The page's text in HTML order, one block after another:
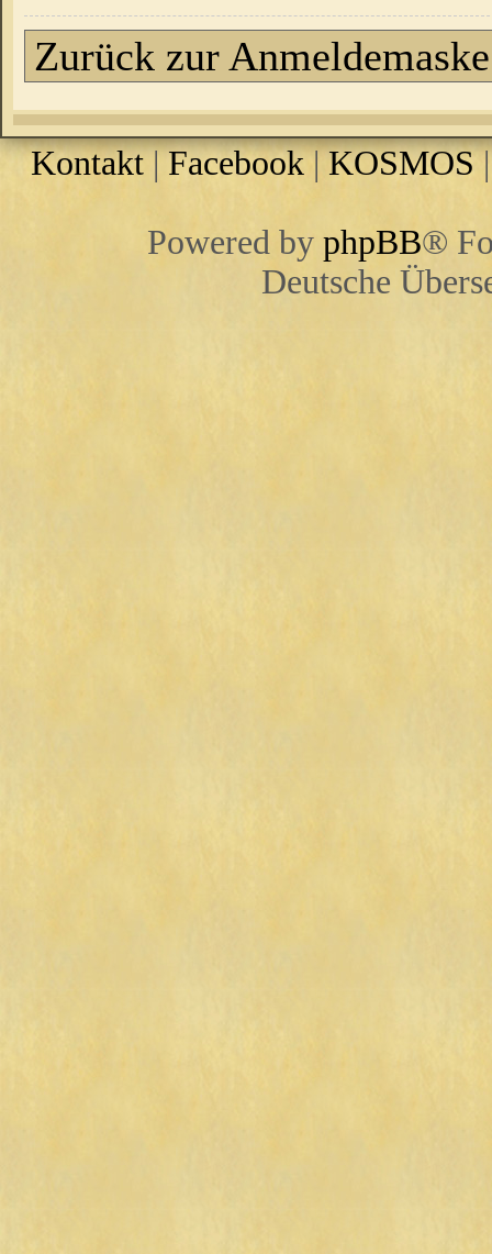
Zurück zur Anmeldemaske
Kontakt | Facebook| KOSMOS
Powered by phpBB®
Deutsche